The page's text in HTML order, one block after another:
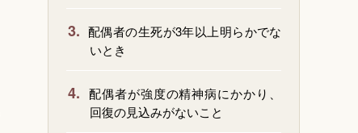
3. 配偶者の生死が3年以上明らかでな
いとき
4. 配偶者が強度の精神病にかかり、
回復の見込みがないこと